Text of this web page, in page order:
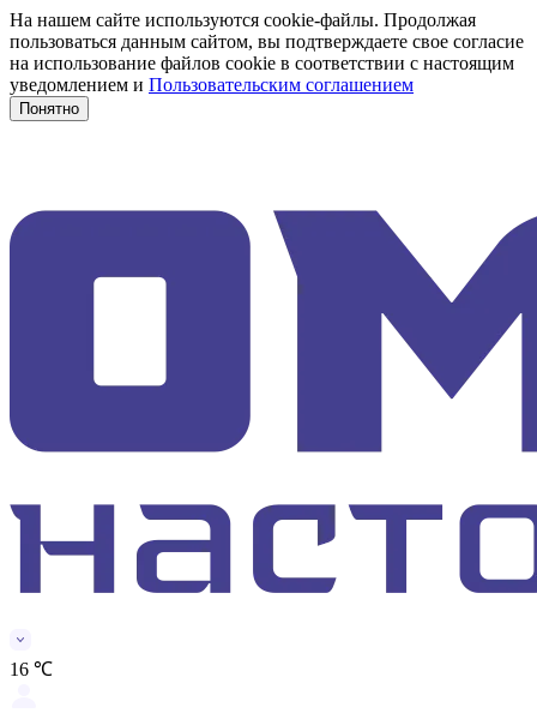
На нашем сайте используются cookie-файлы. Продолжая
пользоваться данным сайтом, вы подтверждаете свое согласие
на использование файлов cookie в соответствии с настоящим
уведомлением и Пользовательским соглашением
Понятно
16 ℃